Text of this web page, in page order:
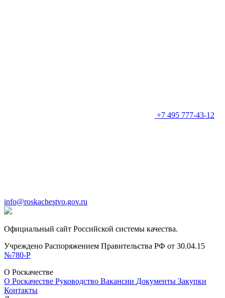
+7 495 777-43-12
info@roskachestvo.gov.ru
Официальный сайт Российской системы качества.
Учреждено Распоряжением Правительства РФ от 30.04.15
№780-Р
О Роскачестве
О Роскачестве Руководство Вакансии Документы Закупки
Контакты